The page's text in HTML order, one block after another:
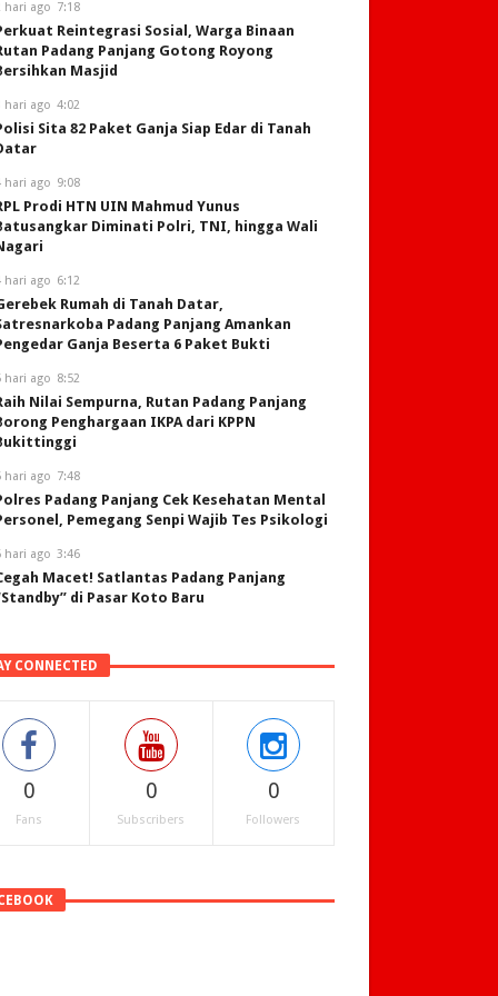
hari ago 7:18
Reintegrasi Sosial, Warga Binaan
Padang Panjang Gotong Royong
Masjid
hari ago 4:02
Sita 82 Paket Ganja Siap Edar di Tanah
hari ago 9:08
Prodi HTN UIN Mahmud Yunus
Diminati Polri, TNI, hingga Wali
hari ago 6:12
Rumah di Tanah Datar,
Padang Panjang Amankan
Ganja Beserta 6 Paket Bukti
hari ago 8:52
Nilai Sempurna, Rutan Padang Panjang
Penghargaan IKPA dari KPPN
hari ago 7:48
Padang Panjang Cek Kesehatan Mental
Pemegang Senpi Wajib Tes Psikologi
hari ago 3:46
Macet! Satlantas Padang Panjang
di Pasar Koto Baru
CONNECTED
0
Fans
0
Subscribers
0
Followers